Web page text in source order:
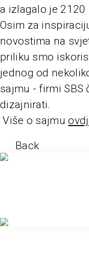
a izlagalo je 2120
Osim za
novostima na
priliku smo
jednog od
sajmu - firmi
dizajnirati.
Više o sajmu
Back